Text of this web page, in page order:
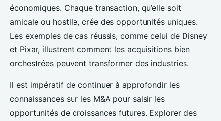
économiques. Chaque transaction, qu’elle soit
amicale ou hostile, crée des opportunités uniques.
Les exemples de cas réussis, comme celui de Disney
et Pixar, illustrent comment les acquisitions bien
orchestrées peuvent transformer des industries.
Il est impératif de continuer à approfondir les
connaissances sur les M&A pour saisir les
opportunités de croissances futures. Explorer des